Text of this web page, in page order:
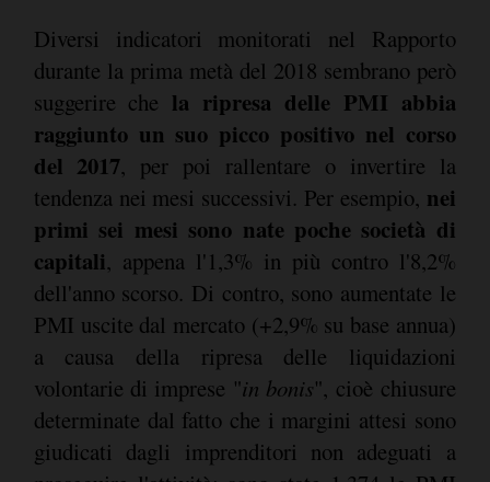
Diversi indicatori monitorati nel Rapporto
durante la prima metà del 2018 sembrano però
suggerire che la ripresa delle PMI abbia
raggiunto un suo picco positivo nel corso
del 2017, per poi rallentare o invertire la
tendenza nei mesi successivi. Per esempio, nei
primi sei mesi sono nate poche società di
capitali, appena l'1,3% in più contro l'8,2%
dell'anno scorso. Di contro, sono aumentate le
PMI uscite dal mercato (+2,9% su base annua)
a causa della ripresa delle liquidazioni
volontarie di imprese "in bonis", cioè chiusure
determinate dal fatto che i margini attesi sono
giudicati dagli imprenditori non adeguati a